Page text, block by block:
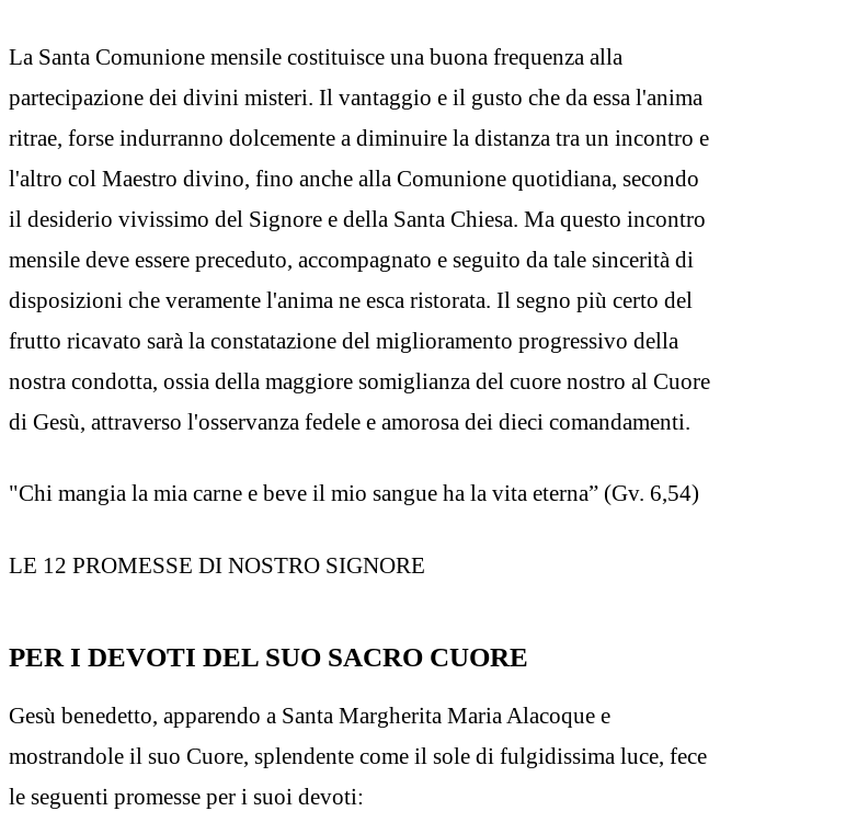
La Santa Comunione mensile costituisce una buona frequenza alla
partecipazione dei divini misteri. Il vantaggio e il gusto che da essa l'anima
ritrae, forse indurranno dolcemente a diminuire la distanza tra un incontro e
l'altro col Maestro divino, fino anche alla Comunione quotidiana, secondo
il desiderio vivissimo del Signore e della Santa Chiesa. Ma questo incontro
mensile deve essere preceduto, accompagnato e seguito da tale sincerità di
disposizioni che veramente l'anima ne esca ristorata. Il segno più certo del
frutto ricavato sarà la constatazione del miglioramento progressivo della
nostra condotta, ossia della maggiore somiglianza del cuore nostro al Cuore
di Gesù, attraverso l'osservanza fedele e amorosa dei dieci comandamenti.
"Chi mangia la mia carne e beve il mio sangue ha la vita eterna” (Gv. 6,54)
LE 12 PROMESSE DI NOSTRO SIGNORE
PER I DEVOTI DEL SUO SACRO CUORE
Gesù benedetto, apparendo a Santa Margherita Maria Alacoque e
mostrandole il suo Cuore, splendente come il sole di fulgidissima luce, fece
le seguenti promesse per i suoi devoti: